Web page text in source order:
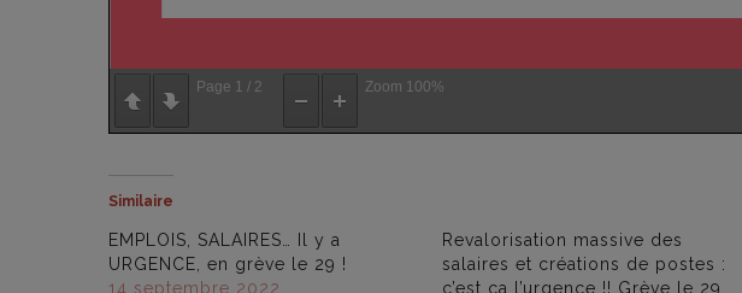
Page 1 / 2 Zoom 100%
Similaire
EMPLOIS, SALAIRES… Il y a
URGENCE, en grève le 29 !
14 septembre 2022
Revalorisation massive des
salaires et créations de postes :
c’est ça l’urgence !! Grève le 29